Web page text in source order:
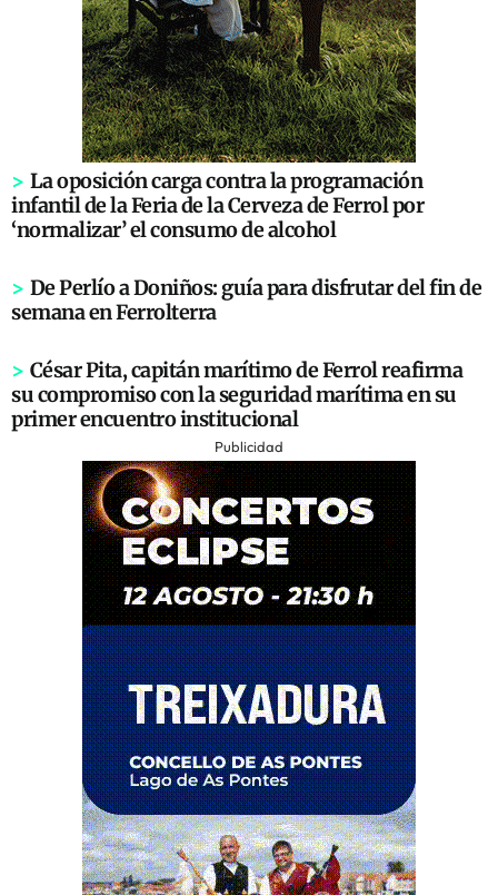
> La oposición carga contra la programación
infantil de la Feria de la Cerveza de Ferrol por
‘normalizar’ el consumo de alcohol
> De Perlío a Doniños: guía para disfrutar del fin de
semana en Ferrolterra
> César Pita, capitán marítimo de Ferrol reafirma
su compromiso con la seguridad marítima en su
primer encuentro institucional
Publicidad